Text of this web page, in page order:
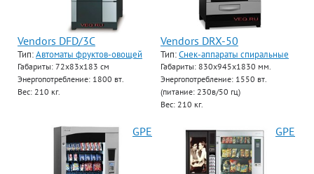
Vendors DFD/3C
Тип:Автоматы фруктов-овощей
Габариты: 72х83х183 см
Энергопотребление: 1800 вт.
Вес: 210 кг.
Vendors DRX-50
Тип:Снек-аппараты спиральные
Габариты: 830х945х1830 мм.
Энергопотребление: 1550 вт.
(питание: 230в/50 гц)
Вес: 210 кг.
GPE GPE